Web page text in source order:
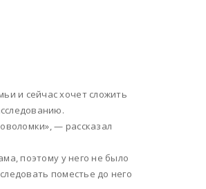
и сейчас хочет сложить
— рассказал
поэтому у него не было
поместье до него